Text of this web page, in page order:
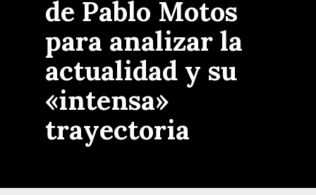
de Pablo Motos
para analizar la
actualidad y su
«intensa»
trayectoria